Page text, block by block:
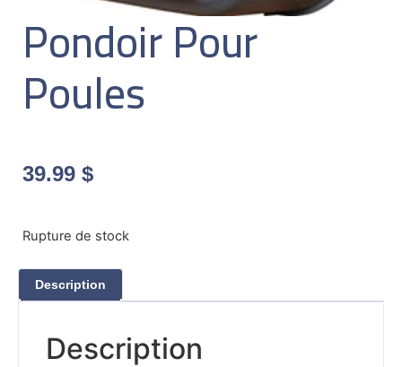
Pondoir Pour
Poules
39.99 $
Rupture de stock
Description
Description